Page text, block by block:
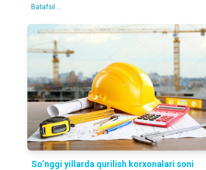
Batafsil ...
So‘nggi yillarda qurilish korxonalari soni